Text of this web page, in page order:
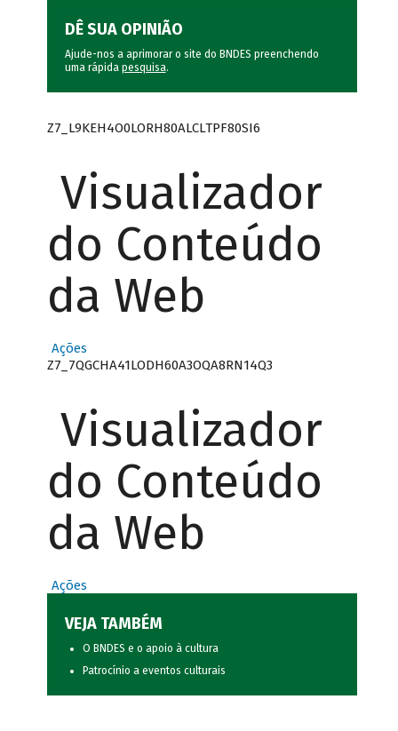
DÊ SUA OPINIÃO
Ajude-nos a aprimorar o site do BNDES preenchendo
uma rápida pesquisa.
Z7_L9KEH4O0LORH80ALCLTPF80SI6
Visualizador
do Conteúdo
da Web
Ações
Z7_7QGCHA41LODH60A3OQA8RN14Q3
Visualizador
do Conteúdo
da Web
Ações
VEJA TAMBÉM
O BNDES e o apoio à cultura
Patrocínio a eventos culturais